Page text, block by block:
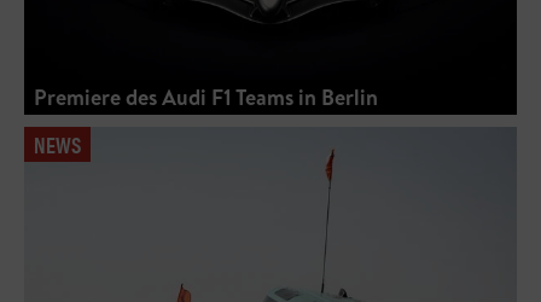
Premiere des Audi F1 Teams in Berlin
NEWS